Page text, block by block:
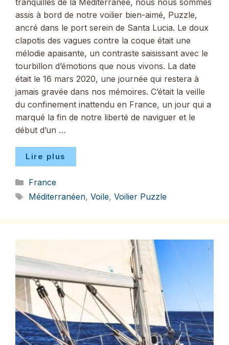
tranquilles de la Méditerranée, nous nous sommes
assis à bord de notre voilier bien-aimé, Puzzle,
ancré dans le port serein de Santa Lucia. Le doux
clapotis des vagues contre la coque était une
mélodie apaisante, un contraste saisissant avec le
tourbillon d’émotions que nous vivons. La date
était le 16 mars 2020, une journée qui restera à
jamais gravée dans nos mémoires. C’était la veille
du confinement inattendu en France, un jour qui a
marqué la fin de notre liberté de naviguer et le
début d’un …
Lire plus
Catégories
France
Étiquettes
Méditerranéen, Voile, Voilier Puzzle